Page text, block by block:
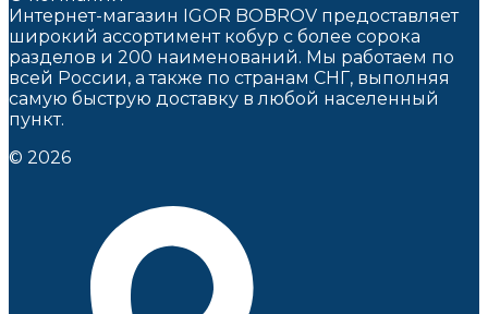
Интернет-магазин IGOR BOBROV предоставляет
широкий ассортимент кобур c более сорока
разделов и 200 наименований. Мы работаем по
всей России, а также по странам СНГ, выполняя
самую быструю доставку в любой населенный
пункт.
© 2026